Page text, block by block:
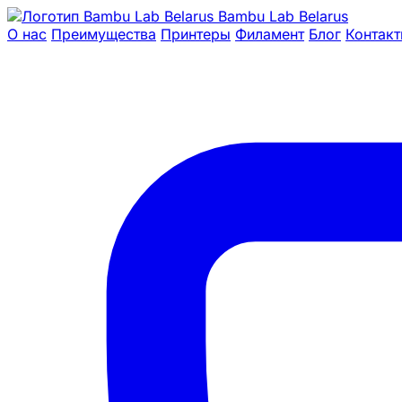
Bambu Lab Belarus
О нас Преимущества Принтеры Филамент Блог